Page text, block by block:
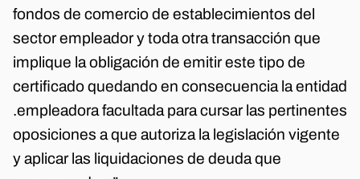
fondos de comercio de establecimientos del
sector empleador y toda otra transacción que
implique la obligación de emitir este tipo de
certificado quedando en consecuencia la entidad
.empleadora facultada para cursar las pertinentes
oposiciones a que autoriza la legislación vigente
y aplicar las liquidaciones de deuda que